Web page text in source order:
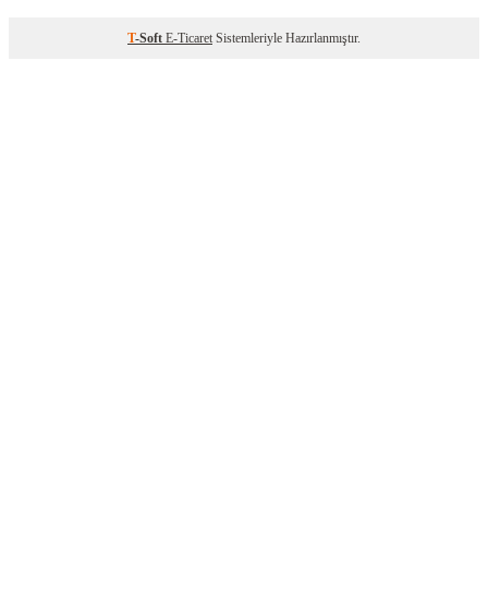
T-Soft E-Ticaret Sistemleriyle Hazırlanmıştır.